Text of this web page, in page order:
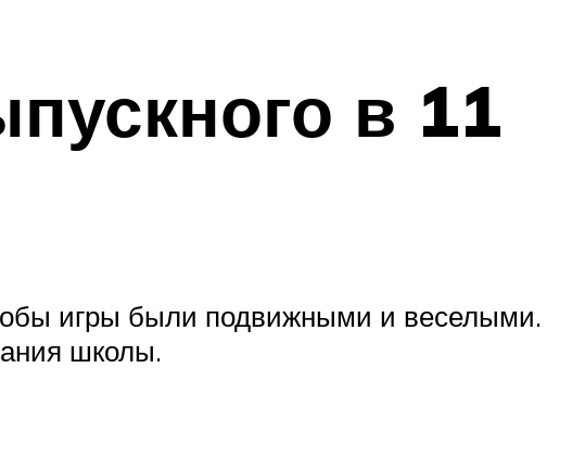
в 11
игры были подвижными и веселыми.
школы.